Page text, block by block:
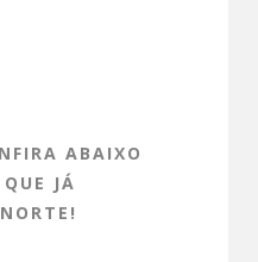
ABAIXO
JÁ